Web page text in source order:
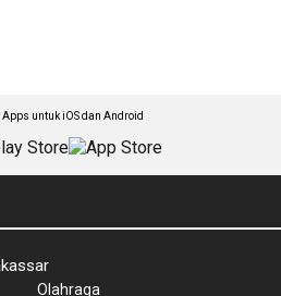
untuk iOS dan Android
Olahraga